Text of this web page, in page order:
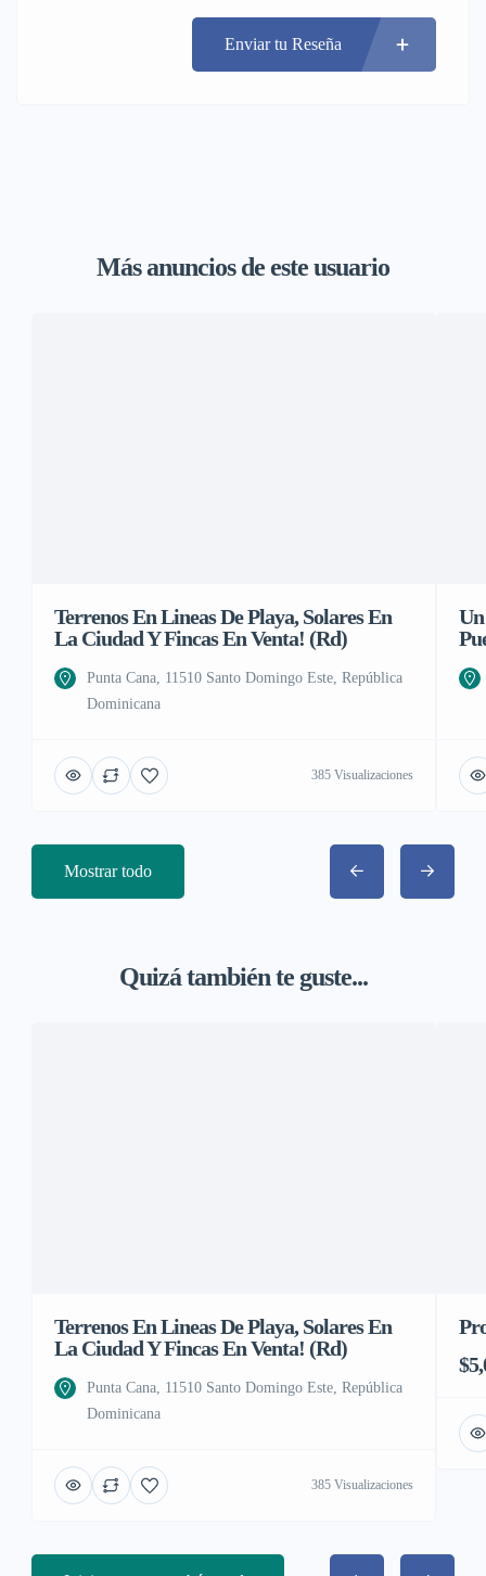
Enviar tu Reseña
Más anuncios de este usuario
Terrenos En Lineas De Playa, Solares En
La Ciudad Y Fincas En Venta! (Rd)
Punta Cana, 11510 Santo Domingo Este, República
Dominicana
385 Visualizaciones
Mostrar todo
Quizá también te guste...
Terrenos En Lineas De Playa, Solares En
La Ciudad Y Fincas En Venta! (Rd)
Punta Cana, 11510 Santo Domingo Este, República
Dominicana
385 Visualizaciones